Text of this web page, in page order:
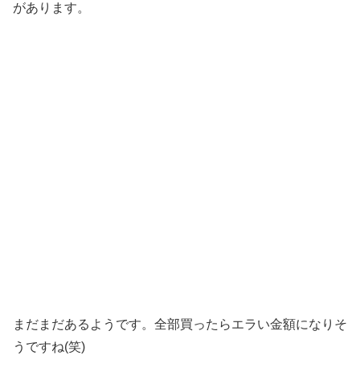
があります。
まだまだあるようです。全部買ったらエラい金額になりそ
うですね(笑)